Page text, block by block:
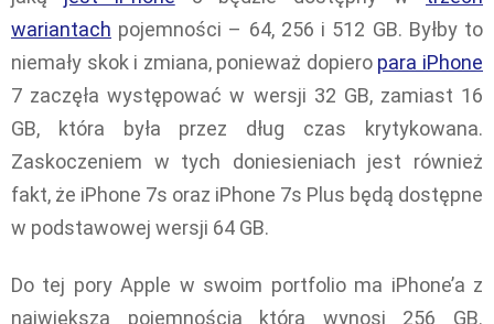
wariantach pojemności – 64, 256 i 512 GB. Byłby to
niemały skok i zmiana, ponieważ dopiero para iPhone
7 zaczęła występować w wersji 32 GB, zamiast 16
GB, która była przez dług czas krytykowana.
Zaskoczeniem w tych doniesieniach jest również
fakt, że iPhone 7s oraz iPhone 7s Plus będą dostępne
w podstawowej wersji 64 GB.
Do tej pory Apple w swoim portfolio ma iPhone’a z
największą pojemnością która wynosi 256 GB.